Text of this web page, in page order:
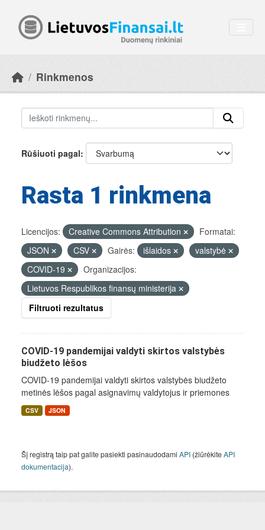
Rinkmenos
Rūšiuoti pagal
Rasta 1 rinkmena
Licencijos: Creative Commons Attribution
Formatai:
JSON
CSV Gairės: išlaidos
valstybė
COVID-19
Organizacijos:
Lietuvos Respublikos finansų ministerija
Filtruoti rezultatus
COVID-19 pandemijai valdyti skirtos valstybės
biudžeto lėšos
COVID-19 pandemijai valdyti skirtos valstybės biudžeto
metinės lėšos pagal asignavimų valdytojus ir priemones
CSV JSON
Šį registrą taip pat galite pasiekti pasinaudodami API (žiūrėkiteAPI
dokumentacija).